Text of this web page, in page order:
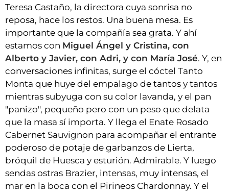
Teresa Castaño, la directora cuya sonrisa no
reposa, hace los restos. Una buena mesa. Es
importante que la compañía sea grata. Y ahí
estamos con Miguel Ángel y Cristina, con
Alberto y Javier, con Adri, y con María José. Y, en
conversaciones infinitas, surge el cóctel Tanto
Monta que huye del empalago de tantos y tantos
mientras subyuga con su color lavanda, y el pan
"panizo", pequeño pero con un peso que delata
que la masa sí importa. Y llega el Enate Rosado
Cabernet Sauvignon para acompañar el entrante
poderoso de potaje de garbanzos de Lierta,
bróquil de Huesca y esturión. Admirable. Y luego
sendas ostras Brazier, intensas, muy intensas, el
mar en la boca con el Pirineos Chardonnay. Y el